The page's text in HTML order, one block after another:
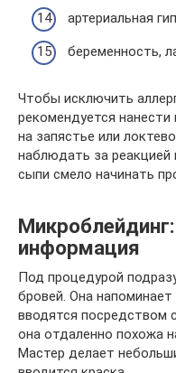
артериальная
беременность,
Чтобы исключить
рекомендуется
на запястье или
наблюдать за реакцией
сыпи смело начинать
информация
Под процедурой
бровей. Она
вводятся посредством
она отдаленно похожа
Мастер делает